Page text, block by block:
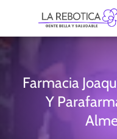
Farmacia
Y